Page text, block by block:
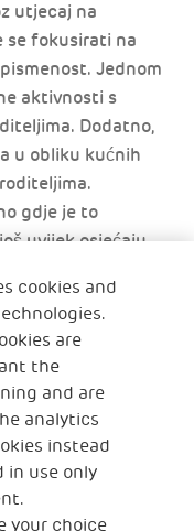
utjecaj na
se fokusirati na
Jednom
aktivnosti s
Dodatno,
u obliku kućnih
gdje je to
uvijek osjećaju
ciljani korisnici i
odlučna je
zakinuto kada je
zatvoriti jaz u
Indije radeći s
vještinama
cookies and
are
the
and are
analytics
instead
in use only
your choice